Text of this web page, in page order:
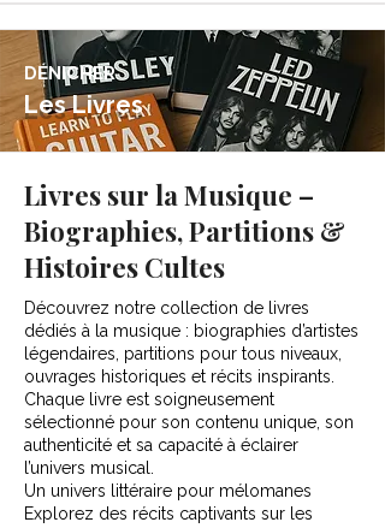
DÉNICHER
Les Livres
Livres sur la Musique –
Biographies, Partitions &
Histoires Cultes
Découvrez notre collection de livres
dédiés à la musique : biographies d’artistes
légendaires, partitions pour tous niveaux,
ouvrages historiques et récits inspirants.
Chaque livre est soigneusement
sélectionné pour son contenu unique, son
authenticité et sa capacité à éclairer
l’univers musical.
Un univers littéraire pour mélomanes
Explorez des récits captivants sur les